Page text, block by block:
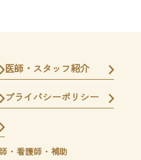
医師・スタッフ紹介
プライバシーポリシー
・看護師・補助